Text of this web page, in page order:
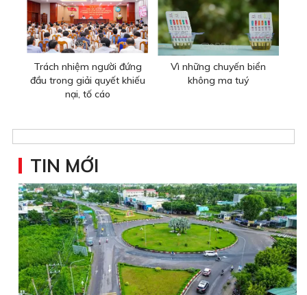
Trách nhiệm người đứng
đầu trong giải quyết khiếu
nại, tố cáo
Vì những chuyến biển
không ma tuý
TIN MỚI